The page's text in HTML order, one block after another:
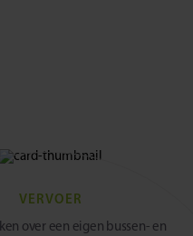
VERVOER
over een eigen bussen- en